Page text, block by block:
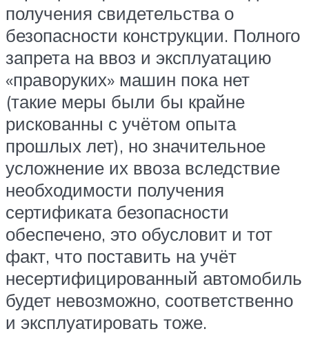
получения свидетельства о
безопасности конструкции. Полного
запрета на ввоз и эксплуатацию
«праворуких» машин пока нет
(такие меры были бы крайне
рискованны с учётом опыта
прошлых лет), но значительное
усложнение их ввоза вследствие
необходимости получения
сертификата безопасности
обеспечено, это обусловит и тот
факт, что поставить на учёт
несертифицированный автомобиль
будет невозможно, соответственно
и эксплуатировать тоже.